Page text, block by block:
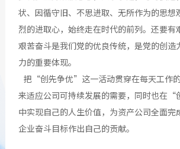
状、因循守旧、不思进取、无所作为的思想
烈的进取心，始终走在时代的前列。还要有
艰苦奋斗是我们党的优良传统，是党的创造
力的重要体现。
把“创先争优”这一活动贯穿在每天工作
来适应公司可持续发展的需要，同时也在
中实现自己的人生价值，为资产公司全面
企业奋斗目标作出自己的贡献。